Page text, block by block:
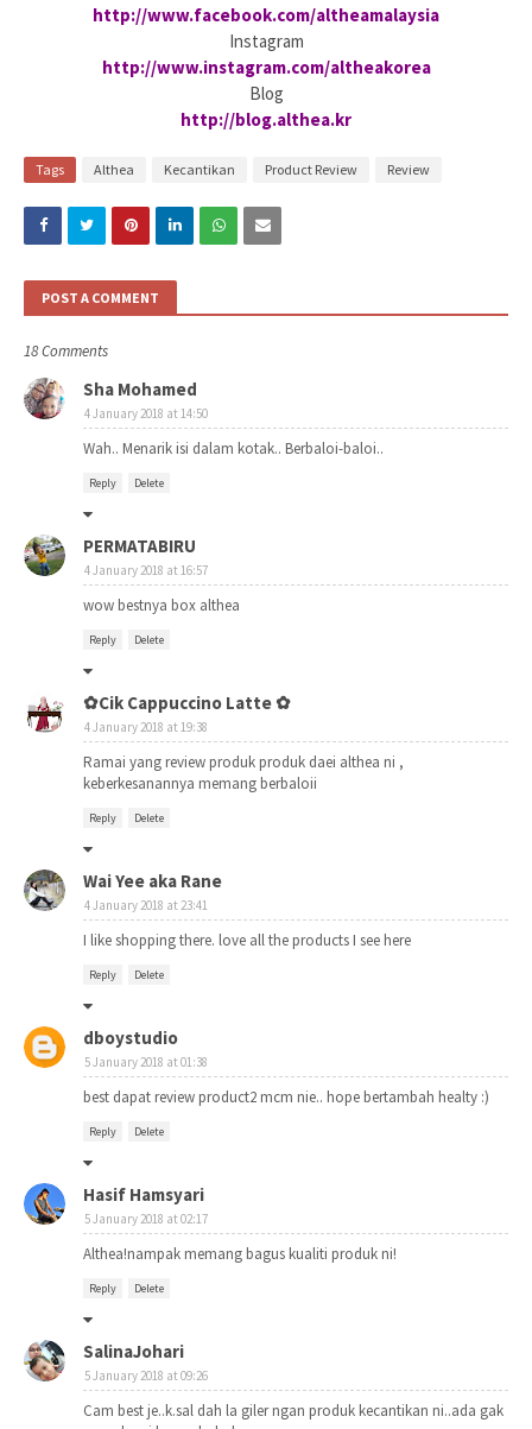
http://www.facebook.com/altheamalaysia
Instagram
http://www.instagram.com/altheakorea
Blog
http://blog.althea.kr
Tags Althea Kecantikan Product Review Review
POST A COMMENT
18 Comments
Sha Mohamed
4 January 2018 at 14:50
Wah.. Menarik isi dalam kotak.. Berbaloi-baloi..
Reply Delete
PERMATABIRU
4 January 2018 at 16:57
wow bestnya box althea
Reply Delete
✿Cik Cappuccino Latte ✿
4 January 2018 at 19:38
Ramai yang review produk produk daei althea ni ,
keberkesanannya memang berbaloii
Reply Delete
Wai Yee aka Rane
4 January 2018 at 23:41
I like shopping there. love all the products I see here
Reply Delete
dboystudio
5 January 2018 at 01:38
best dapat review product2 mcm nie.. hope bertambah healty :)
Reply Delete
Hasif Hamsyari
5 January 2018 at 02:17
Althea!nampak memang bagus kualiti produk ni!
Reply Delete
SalinaJohari
5 January 2018 at 09:26
Cam best je..k.sal dah la giler ngan produk kecantikan ni..ada gak